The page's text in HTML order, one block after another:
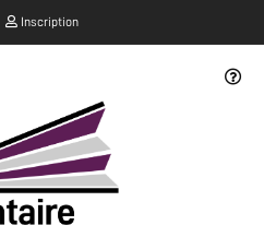
Inscription